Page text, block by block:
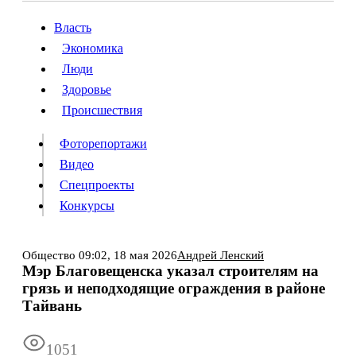
Власть
Происшествия
Видео
Конкурсы
Информация Подписка Реклама Все новости Архив
Власть
Экономика
Люди
Здоровье
Происшествия
Фоторепортажи
Видео
Спецпроекты
Конкурсы
Общество 09:02, 18 мая 2026Андрей Ленский
Мэр Благовещенска указал строителям на
грязь и неподходящие ограждения в районе
Тайвань
1051